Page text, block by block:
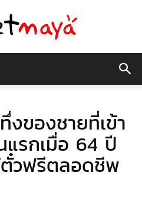
มายา
งของชายที่เข้า
รกเมื่อ 64 ปี
วฟรีตลอดชีพ